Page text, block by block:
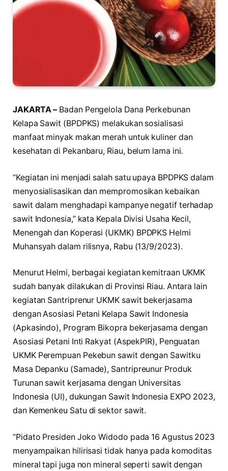
JAKARTA – Badan Pengelola Dana Perkebunan
Kelapa Sawit (BPDPKS) melakukan sosialisasi
manfaat minyak makan merah untuk kuliner dan
kesehatan di Pekanbaru, Riau, belum lama ini.
“Kegiatan ini menjadi salah satu upaya BPDPKS dalam
menyosialisasikan dan mempromosikan kebaikan
sawit dalam menghadapi kampanye negatif terhadap
sawit Indonesia,” kata Kepala Divisi Usaha Kecil,
Menengah dan Koperasi (UKMK) BPDPKS Helmi
Muhansyah dalam rilisnya, Rabu (13/9/2023).
Menurut Helmi, berbagai kegiatan kemitraan UKMK
sudah banyak dilakukan di Provinsi Riau. Antara lain
kegiatan Santriprenur UKMK sawit bekerjasama
dengan Asosiasi Petani Kelapa Sawit Indonesia
(Apkasindo), Program Bikopra bekerjasama dengan
Asosiasi Petani Inti Rakyat (AspekPIR), Penguatan
UKMK Perempuan Pekebun sawit dengan Sawitku
Masa Depanku (Samade), Santripreunur Produk
Turunan sawit kerjasama dengan Universitas
Indonesia (UI), dukungan Sawit Indonesia EXPO 2023,
dan Kemenkeu Satu di sektor sawit.
“Pidato Presiden Joko Widodo pada 16 Agustus 2023
menyampaikan hilirisasi tidak hanya pada komoditas
mineral tapi juga non mineral seperti sawit dengan